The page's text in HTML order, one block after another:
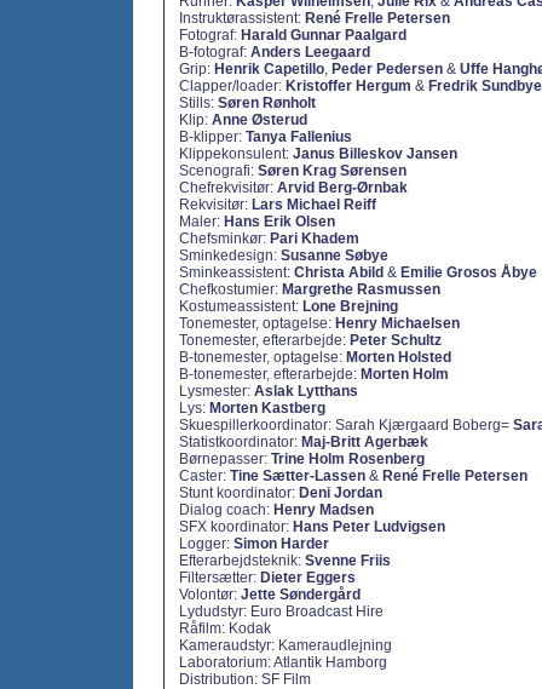
Instruktørassistent: René Frelle Petersen
Fotograf: Harald Gunnar Paalgard
B-fotograf: Anders Leegaard
Grip: Henrik Capetillo, Peder Pedersen & Uffe
Clapper/loader: Kristoffer Hergum & Fredrik Sundbye
Stills: Søren Rønholt
Klip: Anne Østerud
B-klipper: Tanya Fallenius
Klippekonsulent: Janus Billeskov Jansen
Scenografi: Søren Krag Sørensen
Chefrekvisitør: Arvid Berg-Ørnbak
Rekvisitør: Lars Michael Reiff
Maler: Hans Erik Olsen
Chefsminkør: Pari Khadem
Sminkedesign: Susanne Søbye
Sminkeassistent: Christa Abild & Emilie Grosos Åbye
Chefkostumier: Margrethe Rasmussen
Kostumeassistent: Lone Brejning
Tonemester, optagelse: Henry Michaelsen
Tonemester, efterarbejde: Peter Schultz
B-tonemester, optagelse: Morten Holsted
B-tonemester, efterarbejde: Morten Holm
Lysmester: Aslak Lytthans
Lys: Morten Kastberg
Skuespillerkoordinator: Sarah Kjærgaard Boberg=
Statistkoordinator: Maj-Britt Agerbæk
Børnepasser: Trine Holm Rosenberg
Caster: Tine Sætter-Lassen & René Frelle Petersen
Stunt koordinator: Deni Jordan
Dialog coach: Henry Madsen
SFX koordinator: Hans Peter Ludvigsen
Logger: Simon Harder
Efterarbejdsteknik: Svenne Friis
Filtersætter: Dieter Eggers
Volontør: Jette Søndergård
Lydudstyr: Euro Broadcast Hire
Råfilm: Kodak
Kameraudstyr: Kameraudlejning
Laboratorium: Atlantik Hamborg
Distribution: SF Film